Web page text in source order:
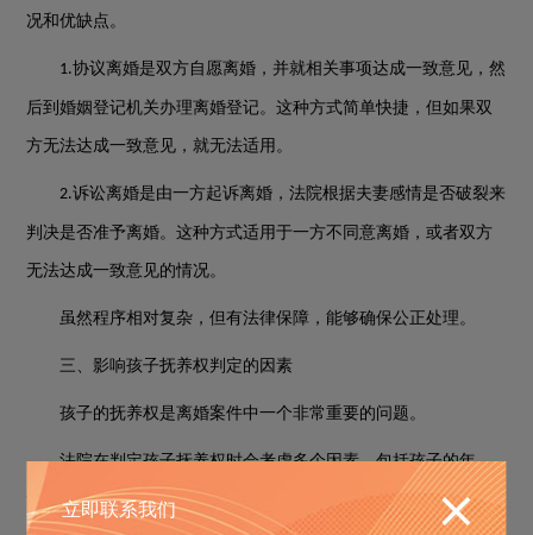
况和优缺点。
1.协议离婚是双方自愿离婚，并就相关事项达成一致意见，然
后到婚姻登记机关办理离婚登记。这种方式简单快捷，但如果双
方无法达成一致意见，就无法适用。
2.诉讼离婚是由一方起诉离婚，法院根据夫妻感情是否破裂来
判决是否准予离婚。这种方式适用于一方不同意离婚，或者双方
无法达成一致意见的情况。
虽然程序相对复杂，但有法律保障，能够确保公正处理。
三、影响孩子抚养权判定的因素
孩子的抚养权是离婚案件中一个非常重要的问题。
法院在判定孩子抚养权时会考虑多个因素，包括孩子的年
龄、性别、健康状况、生活环境、父母的经济条件和家庭背景
立即联系我们